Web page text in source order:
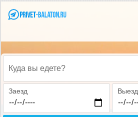
Куда вы едете?
Заезд Выезд